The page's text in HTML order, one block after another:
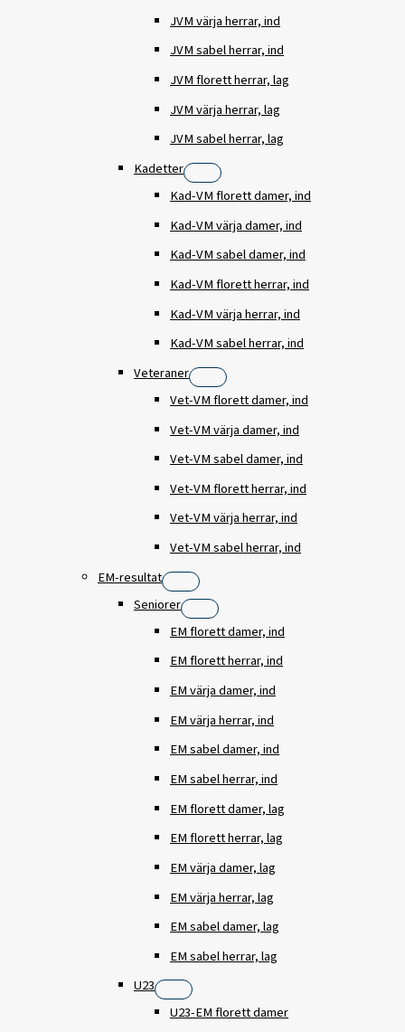
JVM värja herrar, ind
JVM sabel herrar, ind
JVM florett herrar, lag
JVM värja herrar, lag
JVM sabel herrar, lag
Kadetter
Kad-VM florett damer, ind
Kad-VM värja damer, ind
Kad-VM sabel damer, ind
Kad-VM florett herrar, ind
Kad-VM värja herrar, ind
Kad-VM sabel herrar, ind
Veteraner
Vet-VM florett damer, ind
Vet-VM värja damer, ind
Vet-VM sabel damer, ind
Vet-VM florett herrar, ind
Vet-VM värja herrar, ind
Vet-VM sabel herrar, ind
EM-resultat
Seniorer
EM florett damer, ind
EM florett herrar, ind
EM värja damer, ind
EM värja herrar, ind
EM sabel damer, ind
EM sabel herrar, ind
EM florett damer, lag
EM florett herrar, lag
EM värja damer, lag
EM värja herrar, lag
EM sabel damer, lag
EM sabel herrar, lag
U23
U23-EM florett damer